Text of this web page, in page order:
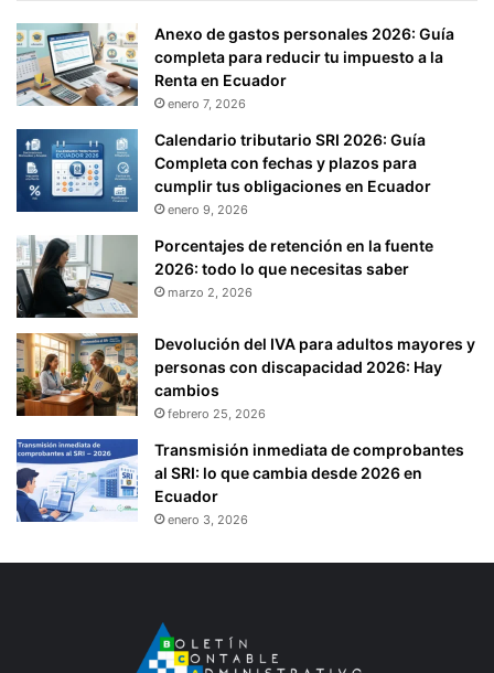
Anexo de gastos personales 2026: Guía
completa para reducir tu impuesto a la
Renta en Ecuador
enero 7, 2026
Calendario tributario SRI 2026: Guía
Completa con fechas y plazos para
cumplir tus obligaciones en Ecuador
enero 9, 2026
Porcentajes de retención en la fuente
2026: todo lo que necesitas saber
marzo 2, 2026
Devolución del IVA para adultos mayores y
personas con discapacidad 2026: Hay
cambios
febrero 25, 2026
Transmisión inmediata de comprobantes
al SRI: lo que cambia desde 2026 en
Ecuador
enero 3, 2026